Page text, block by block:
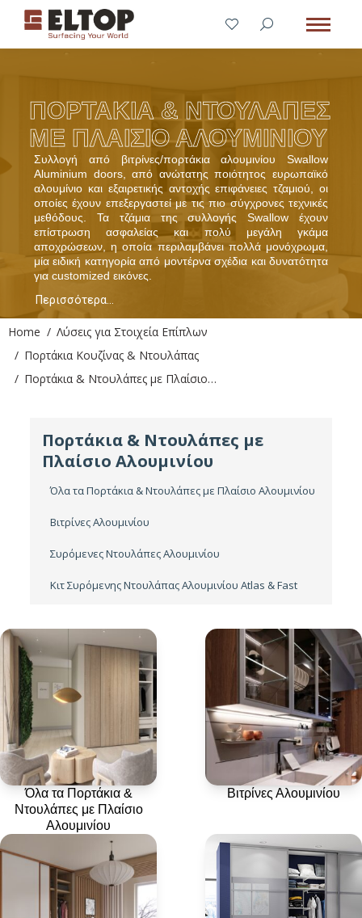
ΠΟΡΤΑΚΙΑ & ΝΤΟΥΛΑΠΕΣ
ΜΕ ΠΛΑΙΣΙΟ ΑΛΟΥΜΙΝΙΟΥ
Συλλογή από βιτρίνες/πορτάκια αλουμινίου Swallow
Aluminium doors, από ανώτατης ποιότητος ευρωπαϊκό
αλουμίνιο και εξαιρετικής αντοχής επιφάνειες τζαμιού, οι
οποίες έχουν επεξεργαστεί με τις πιο σύγχρονες τεχνικές
μεθόδους. Τα τζάμια της συλλογής Swallow έχουν
επίστρωση ασφαλείας και πολύ μεγάλη γκάμα
αποχρώσεων, η οποία περιλαμβάνει πολλά μονόχρωμα,
μία ειδική κατηγορία από μοντέρνα σχέδια και δυνατότητα
για customized εικόνες.
Περισσότερα...
You are here:
Home
Λύσεις για Στοιχεία Επίπλων
Πορτάκια Κουζίνας & Ντουλάπας
Πορτάκια & Ντουλάπες με Πλαίσιο…
Πορτάκια & Ντουλάπες με
Πλαίσιο Αλουμινίου
Όλα τα Πορτάκια & Ντουλάπες με Πλαίσιο Αλουμινίου
Βιτρίνες Αλουμινίου
Συρόμενες Ντουλάπες Αλουμινίου
Κιτ Συρόμενης Ντουλάπας Αλουμινίου Atlas & Fast
Όλα τα Πορτάκια &
Ντουλάπες με Πλαίσιο
Αλουμινίου
Βιτρίνες Αλουμινίου